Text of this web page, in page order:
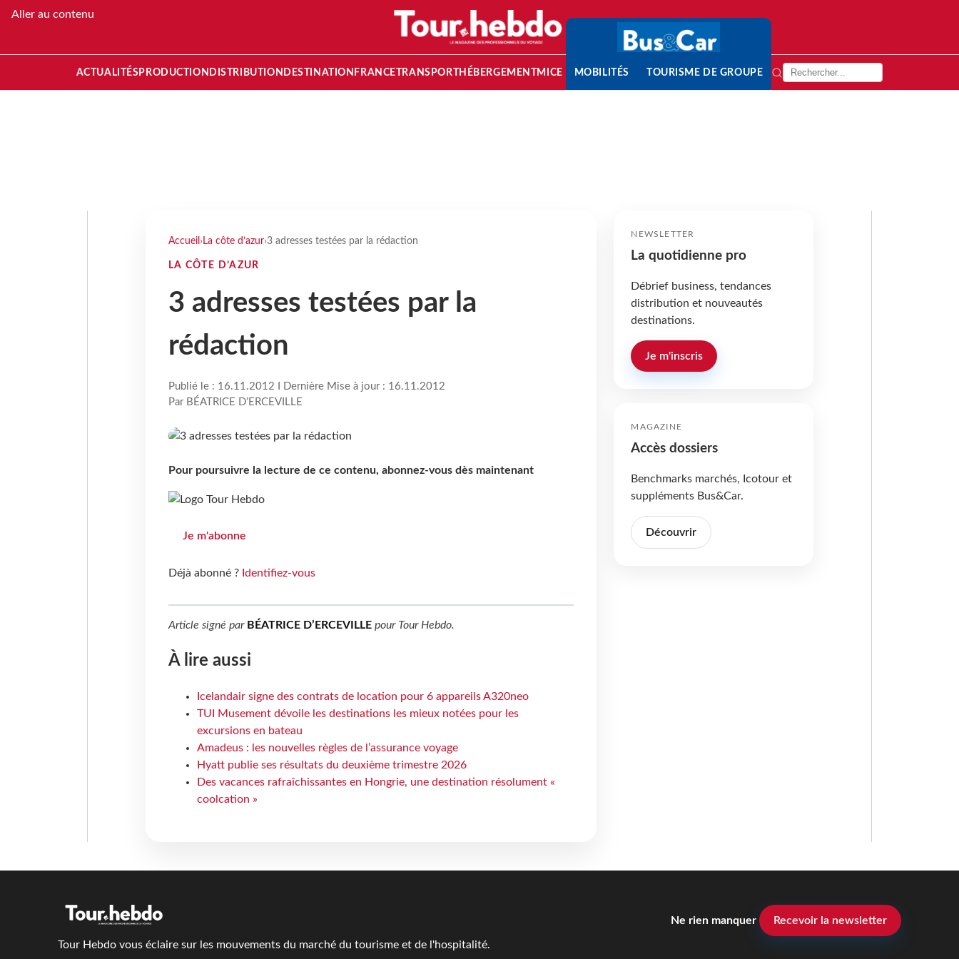
Aller au contenu
ACTUALITÉS PRODUCTION DISTRIBUTION DESTINATION FRANCETRANSPORT HÉBERGEMENTMICE MOBILITÉS TOURISME DE GROUPE
Accueil › La côte d’azur›3 adresses testées par la rédaction
LA CÔTE D’AZUR
3 adresses testées par la
rédaction
Publié le : 16.11.2012 I Dernière Mise à jour : 16.11.2012
Par BÉATRICE D’ERCEVILLE
Pour poursuivre la lecture de ce contenu, abonnez-vous dès maintenant
Je m'abonne
Déjà abonné ? Identifiez-vous
Article signé par BÉATRICE D’ERCEVILLEpour Tour Hebdo.
À lire aussi
Icelandair signe des contrats de location pour 6 appareils A320neo
TUI Musement dévoile les destinations les mieux notées pour les
excursions en bateau
Amadeus : les nouvelles règles de l’assurance voyage
Hyatt publie ses résultats du deuxième trimestre 2026
Des vacances rafraîchissantes en Hongrie, une destination résolument «
coolcation »
NEWSLETTER
La quotidienne pro
Débrief business, tendances
distribution et nouveautés
destinations.
Je m'inscris
MAGAZINE
Accès dossiers
Benchmarks marchés, Icotour et
suppléments Bus&Car.
Découvrir
Tour Hebdo vous éclaire sur les mouvements du marché du tourisme et de l'hospitalité.
Ne rien manquer Recevoir la newsletter